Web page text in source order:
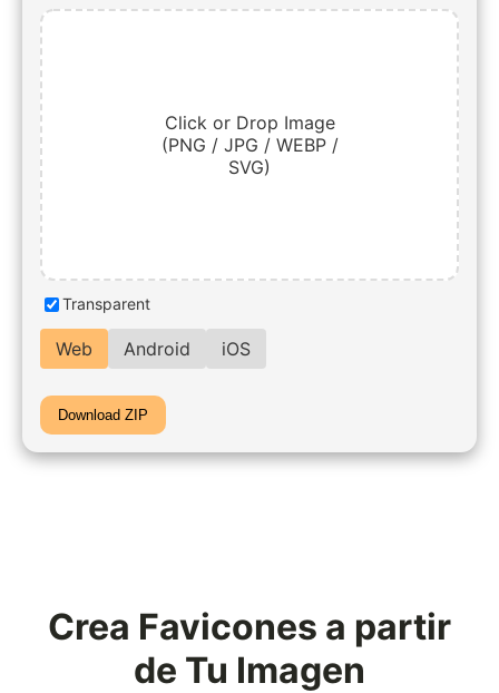
Click or Drop Image
(PNG / JPG / WEBP /
SVG)
Transparent
Web Android iOS
Download ZIP
Crea Favicones a partir
de Tu Imagen